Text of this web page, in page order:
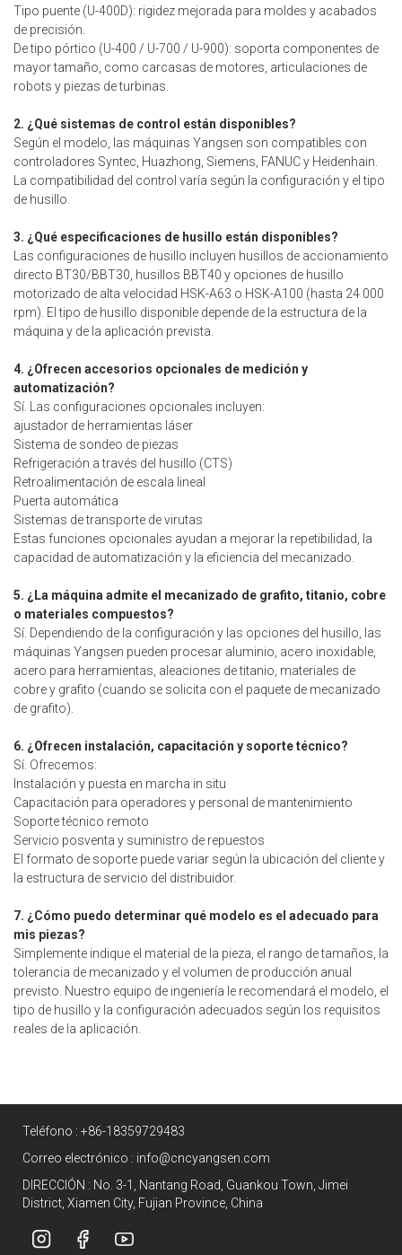
Tipo puente (U-400D): rigidez mejorada para moldes y acabados
de precisión.
De tipo pórtico (U-400 / U-700 / U-900): soporta componentes de
mayor tamaño, como carcasas de motores, articulaciones de
robots y piezas de turbinas.
2. ¿Qué sistemas de control están disponibles?
Según el modelo, las máquinas Yangsen son compatibles con
controladores Syntec, Huazhong, Siemens, FANUC y Heidenhain.
La compatibilidad del control varía según la configuración y el tipo
de husillo.
3. ¿Qué especificaciones de husillo están disponibles?
Las configuraciones de husillo incluyen husillos de accionamiento
directo BT30/BBT30, husillos BBT40 y opciones de husillo
motorizado de alta velocidad HSK-A63 o HSK-A100 (hasta 24 000
rpm). El tipo de husillo disponible depende de la estructura de la
máquina y de la aplicación prevista.
4. ¿Ofrecen accesorios opcionales de medición y
automatización?
Sí. Las configuraciones opcionales incluyen:
ajustador de herramientas láser
Sistema de sondeo de piezas
Refrigeración a través del husillo (CTS)
Retroalimentación de escala lineal
Puerta automática
Sistemas de transporte de virutas
Estas funciones opcionales ayudan a mejorar la repetibilidad, la
capacidad de automatización y la eficiencia del mecanizado.
5. ¿La máquina admite el mecanizado de grafito, titanio, cobre
o materiales compuestos?
Sí. Dependiendo de la configuración y las opciones del husillo, las
máquinas Yangsen pueden procesar aluminio, acero inoxidable,
acero para herramientas, aleaciones de titanio, materiales de
cobre y grafito (cuando se solicita con el paquete de mecanizado
de grafito).
6. ¿Ofrecen instalación, capacitación y soporte técnico?
Sí. Ofrecemos:
Instalación y puesta en marcha in situ
Capacitación para operadores y personal de mantenimiento
Soporte técnico remoto
Servicio posventa y suministro de repuestos
El formato de soporte puede variar según la ubicación del cliente y
la estructura de servicio del distribuidor.
7. ¿Cómo puedo determinar qué modelo es el adecuado para
mis piezas?
Simplemente indique el material de la pieza, el rango de tamaños, la
tolerancia de mecanizado y el volumen de producción anual
previsto. Nuestro equipo de ingeniería le recomendará el modelo, el
tipo de husillo y la configuración adecuados según los requisitos
reales de la aplicación.
Teléfono : +86-18359729483
Correo electrónico : info@cncyangsen.com
DIRECCIÓN : No. 3-1, Nantang Road, Guankou Town, Jimei
District, Xiamen City, Fujian Province, China